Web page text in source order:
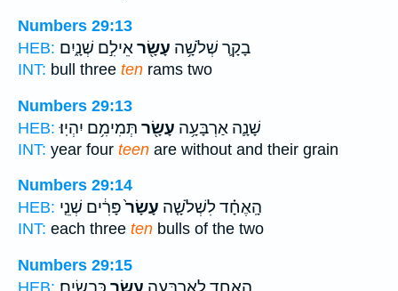
Numbers 29:13
HEB:
בָקָ֛ר שְׁלֹשָׁ֥ה עָשָׂ֖ראֵילִ֣ם שְׁנָ֑יִם
INT: bull three ten rams two
Numbers 29:13
HEB:
שָׁנָ֛ה אַרְבָּעָ֥ה עָשָׂ֖ר תְּמִימִ֥ם יִהְיֽוּ׃
INT: year four teen are without and their grain
Numbers 29:14
HEB:
הָֽאֶחָ֗ד לִשְׁלֹשָׁ֤ה עָשָׂר֙פָּרִ֔ים שְׁנֵ֤י
INT: each three ten bulls of the two
Numbers 29:15
HEB: